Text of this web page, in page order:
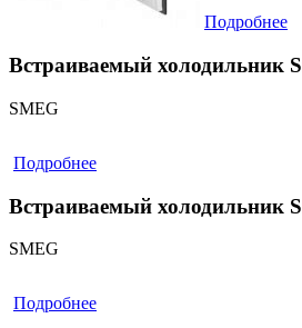
Подробнее
Встраиваемый холодильник
SMEG
Подробнее
Встраиваемый холодильник
SMEG
Подробнее